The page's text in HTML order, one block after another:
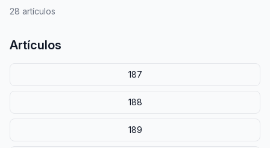
28 artículos
Artículos
187
188
189